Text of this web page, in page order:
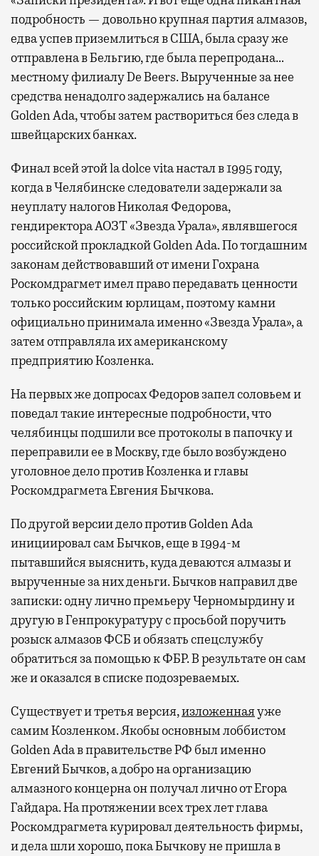
подробность — довольно крупная партия алмазов,
едва успев приземлиться в США, была сразу же
отправлена в Бельгию, где была перепродана…
местному филиалу De Beers. Вырученные за нее
средства ненадолго задержались на балансе
Golden Ada, чтобы затем раствориться без следа в
швейцарских банках.
Финал всей этой la dolce vita настал в 1995 году,
когда в Челябинске следователи задержали за
неуплату налогов Николая Федорова,
гендиректора АОЗТ «Звезда Урала», являвшегося
российской прокладкой Golden Ada. По тогдашним
законам действовавший от имени Гохрана
Роскомдрагмет имел право передавать ценности
только российским юрлицам, поэтому камни
официально принимала именно «Звезда Урала», а
затем отправляла их американскому
предприятию Козленка.
На первых же допросах Федоров запел соловьем и
поведал такие интересные подробности, что
челябинцы подшили все протоколы в папочку и
переправили ее в Москву, где было возбуждено
уголовное дело против Козленка и главы
Роскомдрагмета Евгения Бычкова.
По другой версии дело против Golden Ada
инициировал сам Бычков, еще в 1994-м
пытавшийся выяснить, куда деваются алмазы и
вырученные за них деньги. Бычков направил две
записки: одну лично премьеру Черномырдину и
другую в Генпрокуратуру с просьбой поручить
розыск алмазов ФСБ и обязать спецслужбу
обратиться за помощью к ФБР. В результате он сам
же и оказался в списке подозреваемых.
Существует и третья версия,изложеннаяуже
самим Козленком. Якобы основным лоббистом
Golden Ada в правительстве РФ был именно
Евгений Бычков, а добро на организацию
алмазного концерна он получал лично от Егора
Гайдара. На протяжении всех трех лет глава
Роскомдрагмета курировал деятельность фирмы,
и дела шли хорошо, пока Бычкову не пришла в